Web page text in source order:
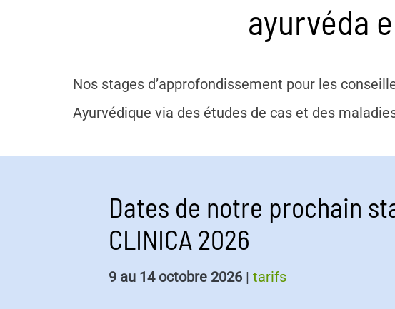
ayurvéda
Nos stages d’approfondissement pour les
Ayurvédique via des études de cas et des
Dates de notre prochain
CLINICA 2026
9 au 14 octobre 2026 | tarifs